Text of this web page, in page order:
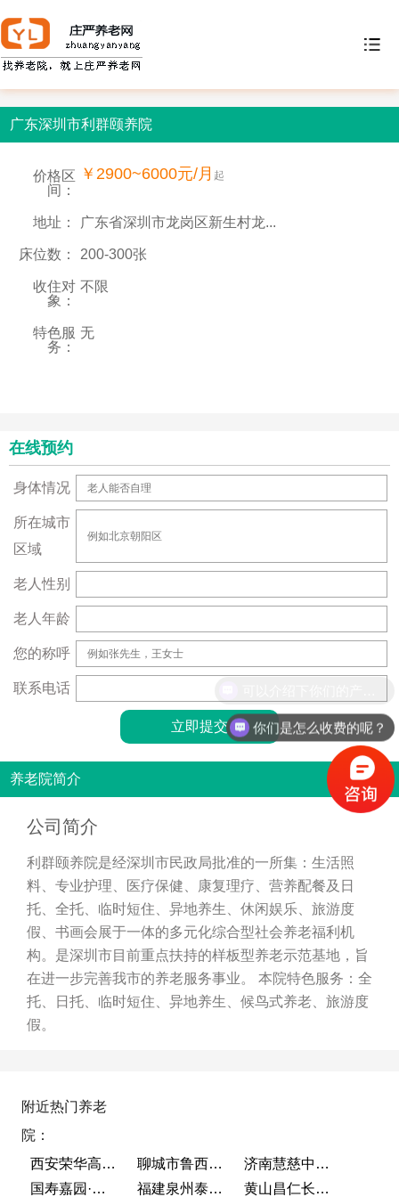
广东深圳市利群颐养院
价格区
间：
￥2900~6000元/月 起
地址： 广东省深圳市龙岗区新生村龙...
床位数： 200-300张
收住对
象：
不限
特色服
务：
无
在线预约
身体情况
所在城市
区域
老人性别
老人年龄
您的称呼
联系电话
养老院简介
公司简介
利群颐养院是经深圳市民政局批准的一所集：生活照
料、专业护理、医疗保健、康复理疗、营养配餐及日
托、全托、临时短住、异地养生、休闲娱乐、旅游度
假、书画会展于一体的多元化综合型社会养老福利机
构。是深圳市目前重点扶持的样板型养老示范基地，旨
在进一步完善我市的养老服务事业。 本院特色服务：全
托、日托、临时短住、异地养生、候鸟式养老、旅游度
假。
附近热门养老
院：
西安荣华高新悦家养老服务有限公司
聊城市鲁西老年护养院
济南慧慈中医康养中心
国寿嘉园·成都乐境
福建泉州泰康之家鲤园 黄山昌仁长者颐养中心
你们是怎么收费的呢？